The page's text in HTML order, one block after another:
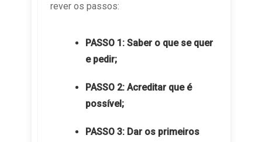
rever os passos:
PASSO 1: Saber o que se quer
e pedir;
PASSO 2: Acreditar que é
possível;
PASSO 3: Dar os primeiros